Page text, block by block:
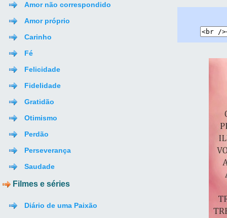
Amor não correspondido
Amor próprio
Carinho
Fé
Felicidade
Fidelidade
Gratidão
Otimismo
Perdão
Perseverança
Saudade
Filmes e séries
Diário de uma Paixão